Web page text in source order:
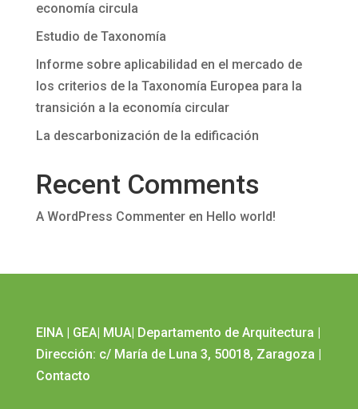
economía circula
Estudio de Taxonomía
Informe sobre aplicabilidad en el mercado de
los criterios de la Taxonomía Europea para la
transición a la economía circular
La descarbonización de la edificación
Recent Comments
A WordPress Commenteren Hello world!
EINA| GEA| MUA| Departamento de Arquitectura |
Dirección: c/ María de Luna 3, 50018, Zaragoza |
Contacto